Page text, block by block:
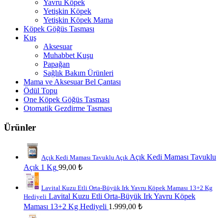
Yavru Köpek
Yetişkin Köpek
Yetişkin Köpek Mama
Köpek Göğüs Tasması
Kuş
Aksesuar
Muhabbet Kuşu
Papağan
Sağlık Bakım Ürünleri
Mama ve Aksesuar Bel Çantası
Ödül Topu
One Köpek Göğüs Tasması
Otomatik Gezdirme Tasması
Ürünler
Açık Kedi Maması Tavuklu Açık Açık Kedi Maması Tavuklu
Açık 1 Kg 99,00 ₺
Lavital Kuzu Etli Orta-Büyük Irk Yavru Köpek Maması 13+2 Kg
Hediyeli Lavital Kuzu Etli Orta-Büyük Irk Yavru Köpek
Maması 13+2 Kg Hediyeli 1.999,00 ₺